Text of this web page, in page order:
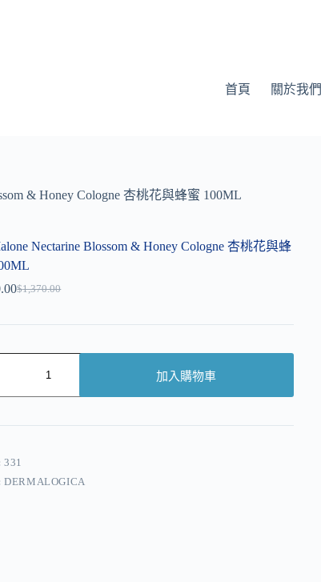
首頁 關於我們
& Honey Cologne 杏桃花與蜂蜜 100ML
Nectarine Blossom & Honey Cologne 杏桃花與蜂
$1,370.00
加入購物車
331
DERMALOGICA